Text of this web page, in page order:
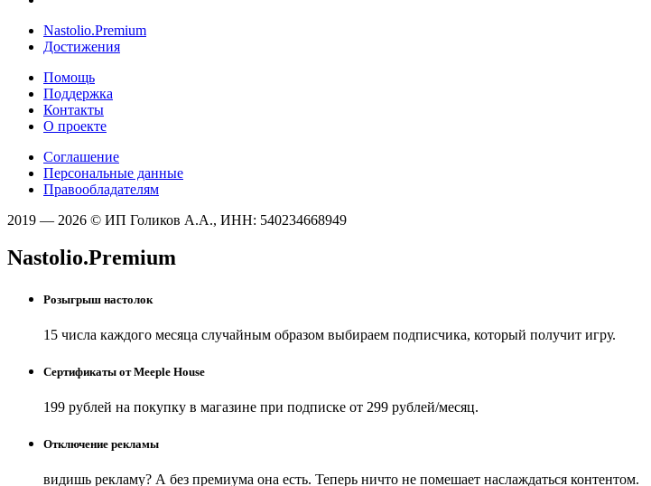
Nastolio.Premium
Достижения
Помощь
Поддержка
Контакты
О проекте
Соглашение
Персональные данные
Правообладателям
2019 — 2026 © ИП Голиков А.А., ИНН: 540234668949
Nastolio.Premium
Розыгрыш настолок
15 числа каждого месяца случайным образом выбираем подписчика, который получит игру.
Сертификаты от Meeple House
199 рублей на покупку в магазине при подписке от 299 рублей/месяц.
Отключение рекламы
видишь рекламу? А без премиума она есть. Теперь ничто не помешает наслаждаться контентом.